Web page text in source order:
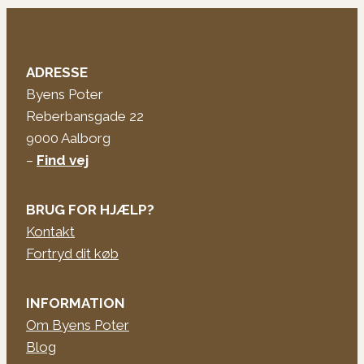
ADRESSE
Byens Poter
Reberbansgade 22
9000 Aalborg
– Find vej
BRUG FOR HJÆLP?
Kontakt
Fortryd dit køb
INFORMATION
Om Byens Poter
Blog